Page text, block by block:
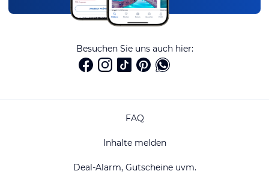
Besuchen Sie uns auch hier:
FAQ
Inhalte melden
Deal-Alarm, Gutscheine uvm.